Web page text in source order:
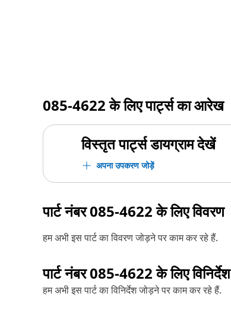
085-4622के लिए पार्ट्स का आरेख
विस्तृत पार्ट्स डायग्राम देखें
अपना उपकरण जोड़ें
पार्ट नंबर085-4622के लिए विवरण
हम अभी इस पार्ट का विवरण जोड़ने पर काम कर रहे हैं.
पार्ट नंबर085-4622के लिए विनिर्देश
हम अभी इस पार्ट का विनिर्देश जोड़ने पर काम कर रहे हैं.